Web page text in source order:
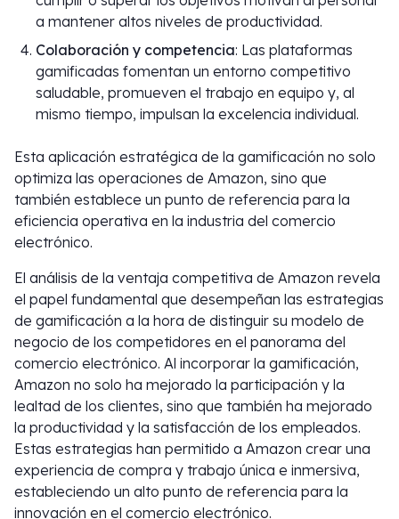
a mantener altos niveles de productividad.
Colaboración y competencia: Las plataformas
gamificadas fomentan un entorno competitivo
saludable, promueven el trabajo en equipo y, al
mismo tiempo, impulsan la excelencia individual.
Esta aplicación estratégica de la gamificación no solo
optimiza las operaciones de Amazon, sino que
también establece un punto de referencia para la
eficiencia operativa en la industria del comercio
electrónico.
El análisis de la ventaja competitiva de Amazon revela
el papel fundamental que desempeñan las estrategias
de gamificación a la hora de distinguir su modelo de
negocio de los competidores en el panorama del
comercio electrónico. Al incorporar la gamificación,
Amazon no solo ha mejorado la participación y la
lealtad de los clientes, sino que también ha mejorado
la productividad y la satisfacción de los empleados.
Estas estrategias han permitido a Amazon crear una
experiencia de compra y trabajo única e inmersiva,
estableciendo un alto punto de referencia para la
innovación en el comercio electrónico.